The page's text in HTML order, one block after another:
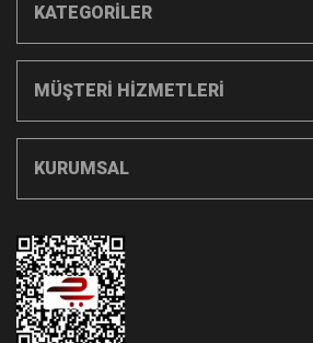
KATEGORİLER
MÜŞTERİ HİZMETLERİ
KURUMSAL